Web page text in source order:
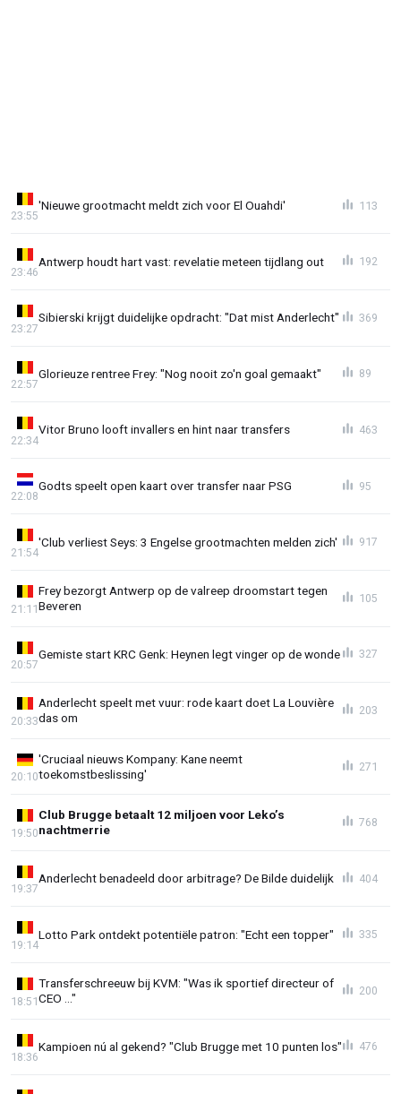
'Nieuwe grootmacht meldt zich voor El Ouahdi'
23:55
113
Antwerp houdt hart vast: revelatie meteen tijdlang out
23:46
192
Sibierski krijgt duidelijke opdracht: "Dat mist Anderlecht"
23:27
369
Glorieuze rentree Frey: "Nog nooit zo'n goal gemaakt"
22:57
89
Vitor Bruno looft invallers en hint naar transfers
22:34
463
Godts speelt open kaart over transfer naar PSG
22:08
95
'Club verliest Seys: 3 Engelse grootmachten melden zich'
21:54
917
Frey bezorgt Antwerp op de valreep droomstart tegen
Beveren
21:11
105
Gemiste start KRC Genk: Heynen legt vinger op de wonde
20:57
327
Anderlecht speelt met vuur: rode kaart doet La Louvière
das om
20:33
203
'Cruciaal nieuws Kompany: Kane neemt
toekomstbeslissing'
20:10
271
Club Brugge betaalt 12 miljoen voor Leko’s
nachtmerrie
19:50
768
Anderlecht benadeeld door arbitrage? De Bilde duidelijk
19:37
404
Lotto Park ontdekt potentiële patron: "Echt een topper"
19:14
335
Transferschreeuw bij KVM: "Was ik sportief directeur of
CEO ..."
18:51
200
Kampioen nú al gekend? "Club Brugge met 10 punten los"
18:36
476